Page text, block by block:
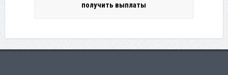
получить выплаты